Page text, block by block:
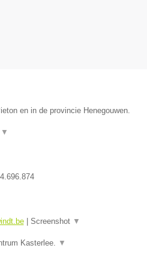
en in de provincie Henegouwen.
▼
| Screenshot ▼
Kasterlee. ▼